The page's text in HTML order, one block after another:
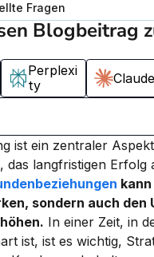
Fragen
Blogbeitrag
Perplexi
ty
Claude
ist ein zentraler
das langfristigen Erfolg
sondern auch den
In einer Zeit, in
ist, ist es wichtig,